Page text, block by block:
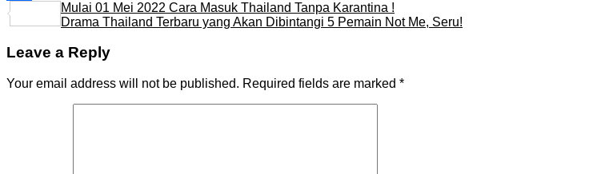
Share
Mulai 01 Mei 2022 Cara Masuk Thailand Tanpa Karantina !
Drama Thailand Terbaru yang Akan Dibintangi 5 Pemain Not Me, Seru!
Leave a Reply
Your email address will not be published. Required fields are marked *